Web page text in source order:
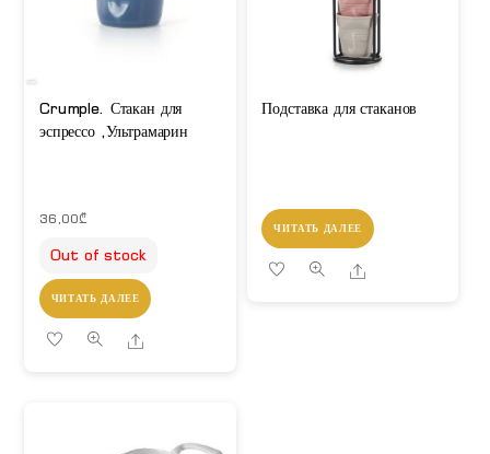
Crumple. Стакан для
эспрессо ,Ультрамарин
36,00₾
Out of stock
ЧИТАТЬ ДАЛЕЕ
Share
Подставка для стаканов
ЧИТАТЬ ДАЛЕЕ
Share